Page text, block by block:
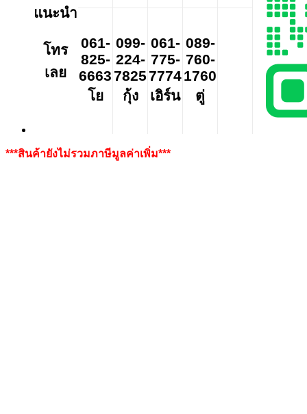
แนะนำ
โทร
เลย
061-
825-
6663
โย
099-
224-
7825
กุ้ง
061-
775-
7774
เอิร์น
089-
760-
1760
ตู่
***สินค้ายังไม่รวมภาษีมูลค่าเพิ่ม***